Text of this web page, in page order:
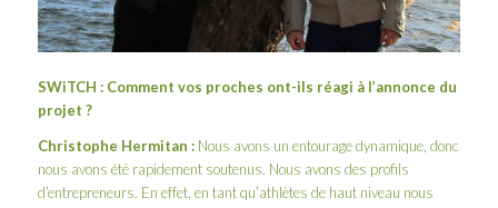
SWiTCH : Comment vos proches ont-ils réagi à l’annonce du
projet ?
Christophe Hermitan :Nous avons un entourage dynamique, donc
nous avons été rapidement soutenus. Nous avons des profils
d’entrepreneurs. En effet, en tant qu’athlètes de haut niveau nous